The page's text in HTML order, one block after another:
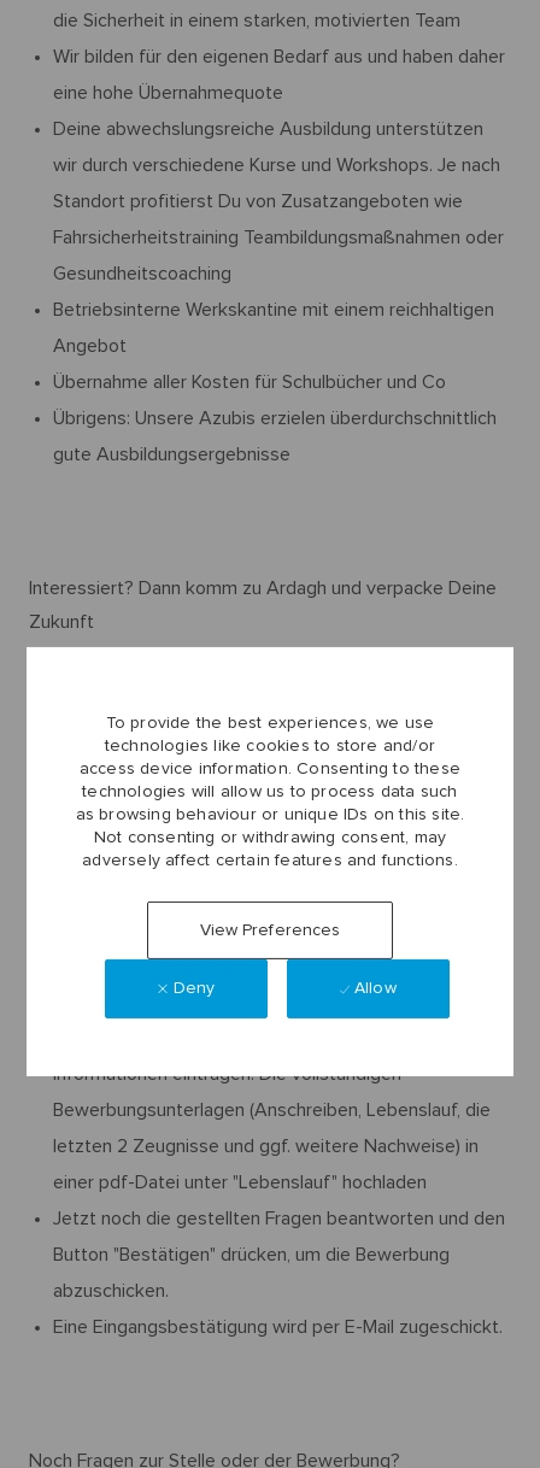
To provide the best experiences, we use
technologies like cookies to store and/or
access device information. Consenting to these
technologies will allow us to process data such
as browsing behaviour or unique IDs on this site.
Not consenting or withdrawing consent, may
adversely affect certain features and functions.
View Preferences
Deny Allow
die Sicherheit in einem starken, motivierten Team
Wir bilden für den eigenen Bedarf aus und haben daher
eine hohe Übernahmequote
Deine abwechslungsreiche Ausbildung unterstützen
wir durch verschiedene Kurse und Workshops. Je nach
Standort profitierst Du von Zusatzangeboten wie
Fahrsicherheitstraining Teambildungsmaßnahmen oder
Gesundheitscoaching
Betriebsinterne Werkskantine mit einem reichhaltigen
Angebot
Übernahme aller Kosten für Schulbücher und Co
Übrigens: Unsere Azubis erzielen überdurchschnittlich
gute Ausbildungsergebnisse
Interessiert? Dann komm zu Ardagh und verpacke Deine
Zukunft
auswählen.
Den Button "Jetzt bewerben" am Ende dieser Seite
drücken
Auf "Erstellen Sie ein Konto“ klicken und sich mit den
Der Benutzername und das eigene Passwort
ermöglichen es, jederzeit den aktuellen Status der
Bewerbung zu verfolgen.
Informationen eintragen. Die vollständigen
Bewerbungsunterlagen (Anschreiben, Lebenslauf, die
letzten 2 Zeugnisse und ggf. weitere Nachweise) in
einer pdf-Datei unter "Lebenslauf" hochladen
Jetzt noch die gestellten Fragen beantworten und den
Button "Bestätigen" drücken, um die Bewerbung
abzuschicken.
Eine Eingangsbestätigung wird per E-Mail zugeschickt.
Noch Fragen zur Stelle oder der Bewerbung?